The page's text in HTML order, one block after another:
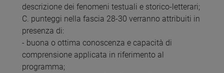
descrizione dei fenomeni testuali e storico-letterari;
C. punteggi nella fascia 28-30 verranno attribuiti in
presenza di:
- buona o ottima conoscenza e capacità di
comprensione applicata in riferimento al
programma;